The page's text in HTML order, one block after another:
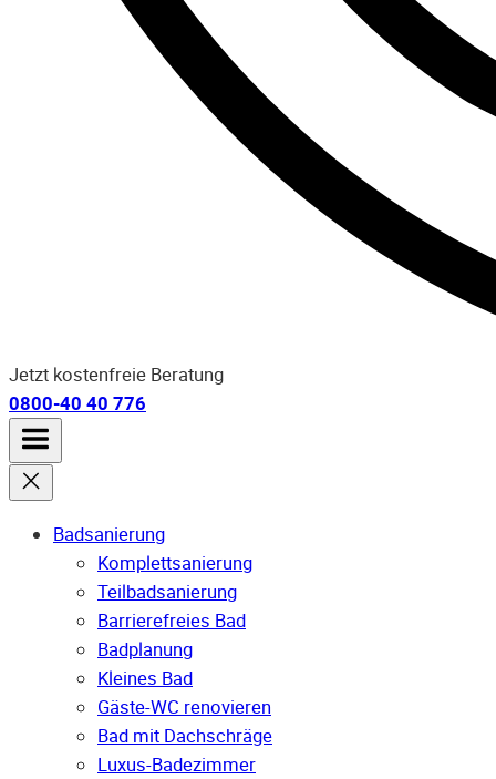
Jetzt kostenfreie Beratung
0800-40 40 776
Badsanierung
Komplettsanierung
Teilbadsanierung
Barrierefreies Bad
Badplanung
Kleines Bad
Gäste-WC renovieren
Bad mit Dachschräge
Luxus-Badezimmer